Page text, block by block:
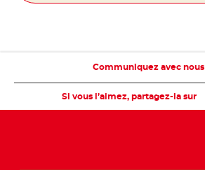
Si vous l’aimez, partagez-la sur
Communiquez avec nous